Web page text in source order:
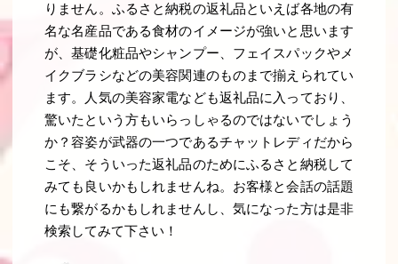
りません。ふるさと納税の返礼品といえば各地の有
名な名産品である食材のイメージが強いと思います
が、基礎化粧品やシャンプー、フェイスパックやメ
イクブラシなどの美容関連のものまで揃えられてい
ます。人気の美容家電なども返礼品に入っており、
驚いたという方もいらっしゃるのではないでしょう
か？容姿が武器の一つであるチャットレディだから
こそ、そういった返礼品のためにふるさと納税して
みても良いかもしれませんね。お客様と会話の話題
にも繋がるかもしれませんし、気になった方は是非
検索してみて下さい！